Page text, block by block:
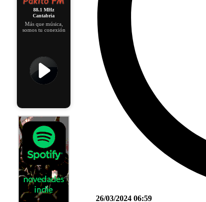
88.1 MHz
Cantabria
Más que música,
somos tu conexión
26/03/2024 06:59